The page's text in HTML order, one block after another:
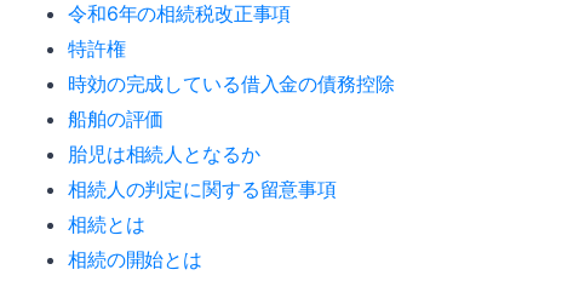
令和6年の相続税改正事項
特許権
時効の完成している借入金の債務控除
船舶の評価
胎児は相続人となるか
相続人の判定に関する留意事項
相続とは
相続の開始とは